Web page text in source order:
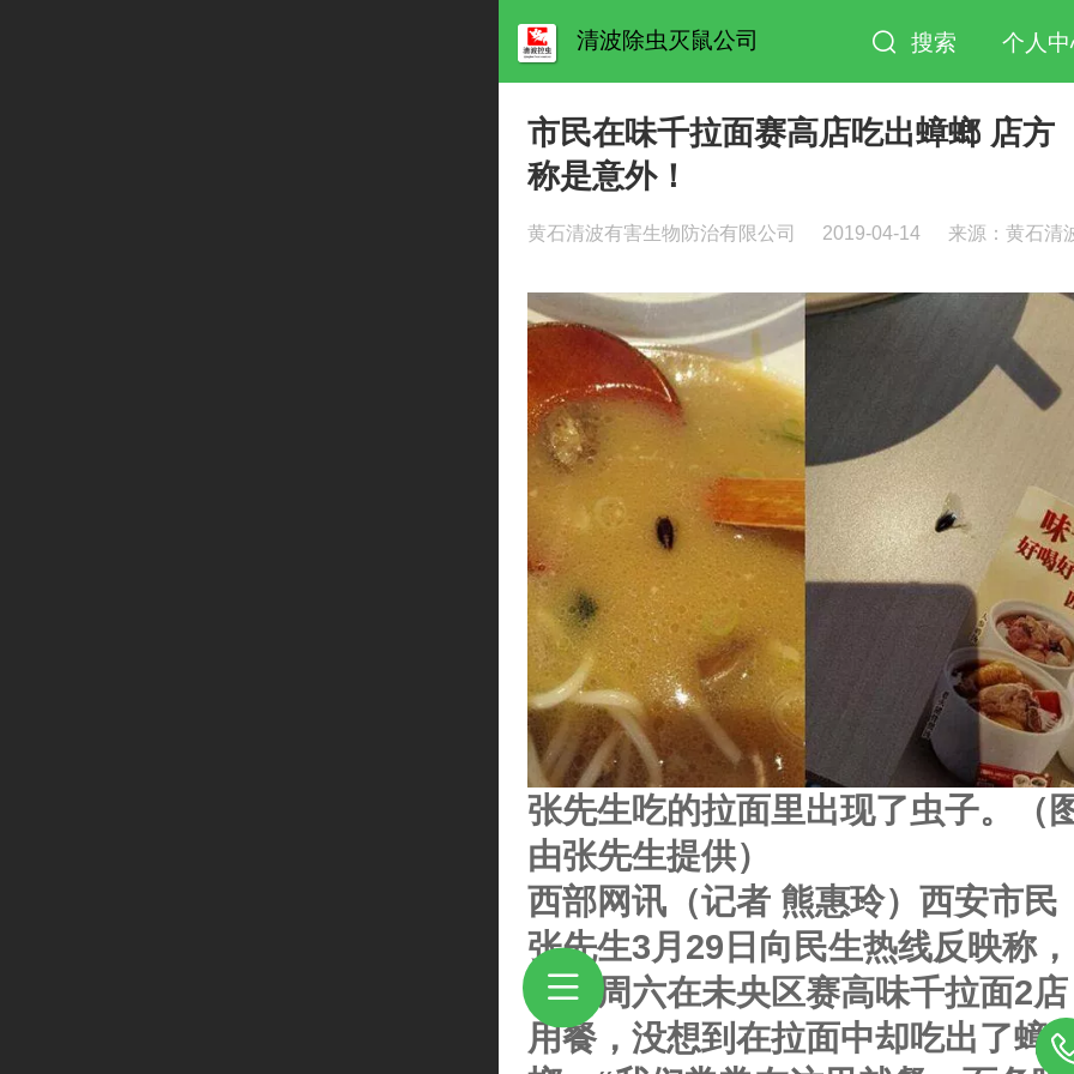
清波除虫灭鼠公司 搜索 个人
市民在味千拉面赛高店吃出蟑螂 店方
称是意外！
黄石清波有害生物防治有限公司 2019-04-14 来源：黄石清
张先生吃的拉面里出现了虫子。（
由张先生提供）
西部网讯（记者 熊惠玲）西安市民
张先生3月29日向民生热线反映称，
自己周六在未央区赛高味千拉面2店
用餐，没想到在拉面中却吃出了蟑